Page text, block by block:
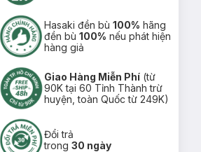
Hasaki đền bù100% hãng
đền bù100% nếu phát hiện
hàng giả
Giao Hàng Miễn Phí (từ
90K tại 60 Tỉnh Thành trừ
huyện, toàn Quốc từ 249K)
Đổi trả
trong30 ngày